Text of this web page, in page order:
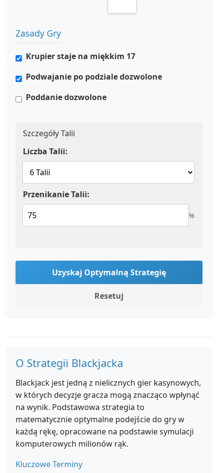
Zasady Gry
Krupier staje na miękkim 17
Podwajanie po podziale dozwolone
Poddanie dozwolone
Szczegóły Talii
Liczba Talii:
Przenikanie Talii:
%
Uzyskaj Optymalną Strategię
Resetuj
O Strategii Blackjacka
Blackjack jest jedną z nielicznych gier kasynowych,
w których decyzje gracza mogą znacząco wpłynąć
na wynik. Podstawowa strategia to
matematycznie optymalne podejście do gry w
każdą rękę, opracowane na podstawie symulacji
komputerowych milionów rąk.
Kluczowe Terminy